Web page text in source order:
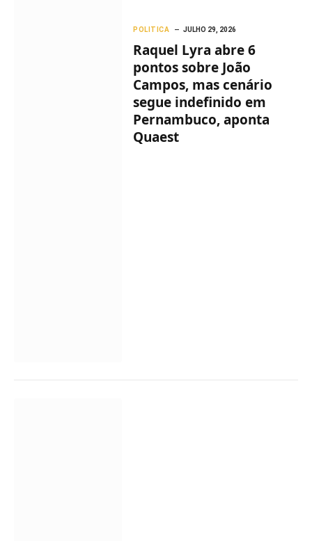
POLITICA JULHO 29, 2026
Raquel Lyra abre 6
pontos sobre João
Campos, mas cenário
segue indefinido em
Pernambuco, aponta
Quaest